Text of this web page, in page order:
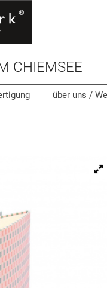
CHIEMSEE
über uns /